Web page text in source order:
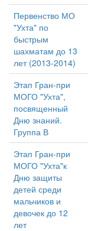
Первенство МО
"Ухта" по
быстрым
шахматам до 13
лет (2013-2014)
Этап Гран-при
МОГО "Ухта",
посвященный
Дню знаний.
Группа В
Этап Гран-при
МОГО "Ухта"к
Дню защиты
детей среди
мальчиков и
девочек до 12
лет